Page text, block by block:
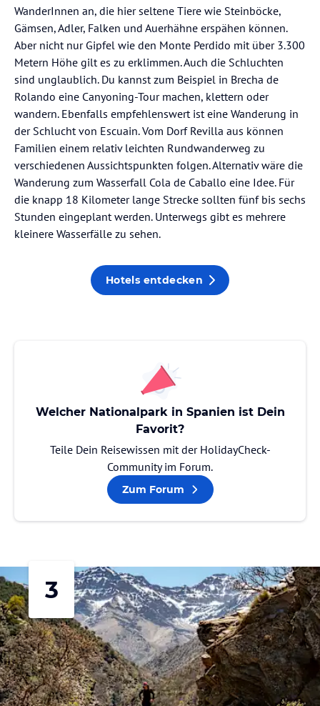
WanderInnen an, die hier seltene Tiere wie Steinböcke,
Gämsen, Adler, Falken und Auerhähne erspähen können.
Aber nicht nur Gipfel wie den Monte Perdido mit über 3.300
Metern Höhe gilt es zu erklimmen. Auch die Schluchten
sind unglaublich. Du kannst zum Beispiel in Brecha de
Rolando eine Canyoning-Tour machen, klettern oder
wandern. Ebenfalls empfehlenswert ist eine Wanderung in
der Schlucht von Escuain. Vom Dorf Revilla aus können
Familien einem relativ leichten Rundwanderweg zu
verschiedenen Aussichtspunkten folgen. Alternativ wäre die
Wanderung zum Wasserfall Cola de Caballo eine Idee. Für
die knapp 18 Kilometer lange Strecke sollten fünf bis sechs
Stunden eingeplant werden. Unterwegs gibt es mehrere
kleinere Wasserfälle zu sehen.
Hotels entdecken
Welcher Nationalpark in Spanien ist Dein
Favorit?
Teile Dein Reisewissen mit der HolidayCheck-
Community im Forum.
Zum Forum
3